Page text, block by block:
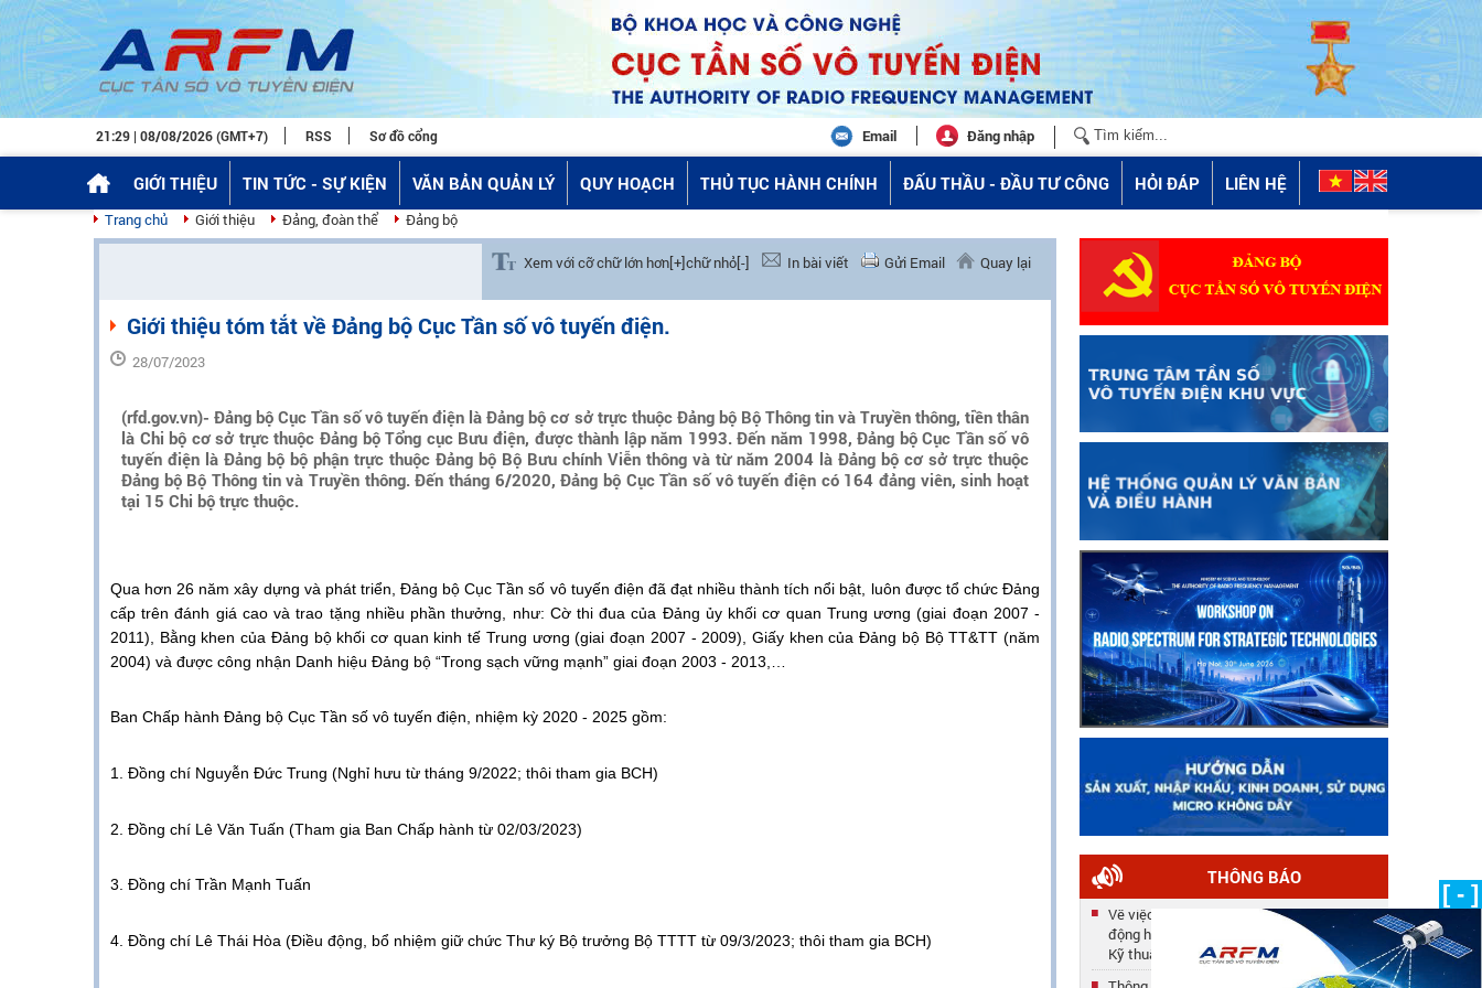
21:29 | 08/08/2026 (GMT+7) RSS Sơ đồ cổng Email Đăng nhập
GIỚI THIỆU TIN TỨC - SỰ KIỆN VĂN BẢN QUẢN LÝ QUY HOẠCH THỦ TỤC HÀNH CHÍNH ĐẤU THẦU - ĐẦU TƯ CÔNG HỎI ĐÁP LIÊN HỆ
Trang chủ Giới thiệu Đảng, đoàn thể Đảng bộ
Xem với cỡ chữ lớn hơn[+]chữ nhỏ[-] In bài viết Gửi Email Quay lại
Giới thiệu tóm tắt về Đảng bộ Cục Tần số vô tuyến điện.
28/07/2023
(rfd.gov.vn)- Đảng bộ Cục Tần số vô tuyến điện là Đảng bộ cơ sở trực thuộc Đảng bộ Bộ Thông tin và Truyền thông, tiền thân
là Chi bộ cơ sở trực thuộc Đảng bộ Tổng cục Bưu điện, được thành lập năm 1993. Đến năm 1998, Đảng bộ Cục Tần số vô
tuyến điện là Đảng bộ bộ phận trực thuộc Đảng bộ Bộ Bưu chính Viễn thông và từ năm 2004 là Đảng bộ cơ sở trực thuộc
Đảng bộ Bộ Thông tin và Truyền thông. Đến tháng 6/2020, Đảng bộ Cục Tần số vô tuyến điện có 164 đảng viên, sinh hoạt
tại 15 Chi bộ trực thuộc.
Qua hơn 26 năm xây dựng và phát triển, Đảng bộ Cục Tần số vô tuyến điện đã đạt nhiều thành tích nổi bật, luôn được tổ chức Đảng
cấp trên đánh giá cao và trao tặng nhiều phần thưởng, như: Cờ thi đua của Đảng ủy khối cơ quan Trung ương (giai đoạn 2007 -
2011),
Bằng khen của Đảng bộ khối cơ quan kinh tế Trung ương (giai đoạn 2007 - 2009), Giấy khen của Đảng bộ Bộ TT&TT (năm
2004) và được công nhận Danh hiệu Đảng bộ “Trong sạch vững mạnh” giai đoạn 2003 - 2013,…
Ban Chấp hành Đảng bộ Cục Tần số vô tuyến điện, nhiệm kỳ 2020 - 2025 gồm:
1. Đồng chí Nguyễn Đức Trung (Nghỉ hưu từ tháng 9/2022; thôi tham gia BCH)
2. Đồng chí Lê Văn Tuấn (Tham gia Ban Chấp hành từ 02/03/2023)
3. Đồng chí Trần Mạnh Tuấn
4. Đồng chí Lê Thái Hòa (Điều động, bổ nhiệm giữ chức Thư ký Bộ trưởng Bộ TTTT từ 09/3/2023; thôi tham gia BCH)
THÔNG BÁO
Về việc công nhận kết quả tuyển dụng lao
động hợp đồng năm 2025 của Trung tâm
Kỹ thuật
Thông báo số 33/TB-TTKT về việc gia hạn
[ - ]